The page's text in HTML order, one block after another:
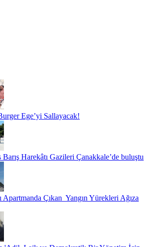
Ege’yi Sallayacak!
Barış Harekâtı Gazileri Çanakkale’de buluştu
Apartmanda Çıkan Yangın Yürekleri Ağıza